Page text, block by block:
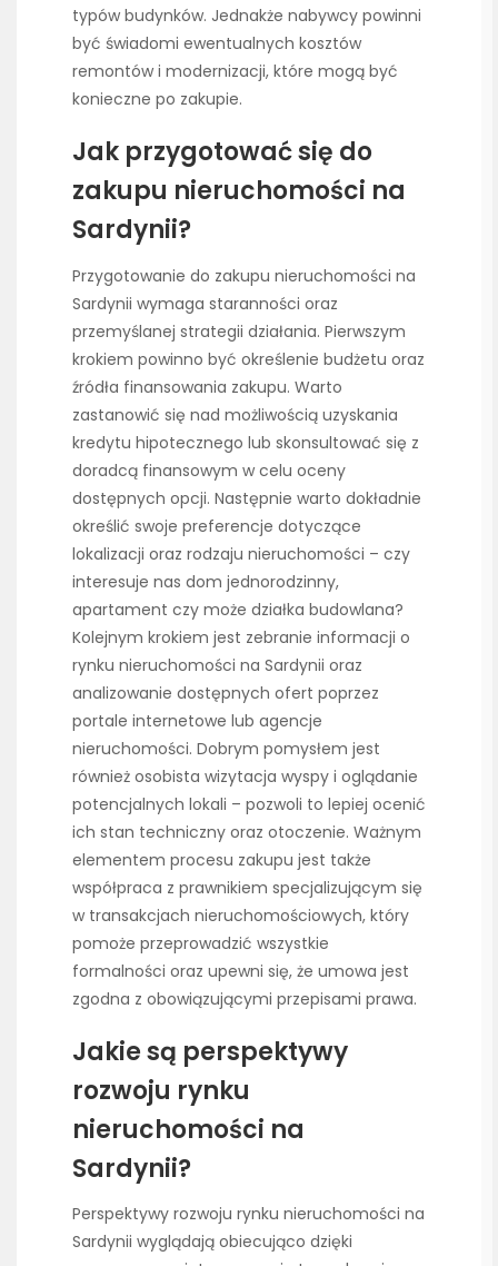
typów budynków. Jednakże nabywcy powinni
być świadomi ewentualnych kosztów
remontów i modernizacji, które mogą być
konieczne po zakupie.
Jak przygotować się do
zakupu nieruchomości na
Sardynii?
Przygotowanie do zakupu nieruchomości na
Sardynii wymaga staranności oraz
przemyślanej strategii działania. Pierwszym
krokiem powinno być określenie budżetu oraz
źródła finansowania zakupu. Warto
zastanowić się nad możliwością uzyskania
kredytu hipotecznego lub skonsultować się z
doradcą finansowym w celu oceny
dostępnych opcji. Następnie warto dokładnie
określić swoje preferencje dotyczące
lokalizacji oraz rodzaju nieruchomości – czy
interesuje nas dom jednorodzinny,
apartament czy może działka budowlana?
Kolejnym krokiem jest zebranie informacji o
rynku nieruchomości na Sardynii oraz
analizowanie dostępnych ofert poprzez
portale internetowe lub agencje
nieruchomości. Dobrym pomysłem jest
również osobista wizytacja wyspy i oglądanie
potencjalnych lokali – pozwoli to lepiej ocenić
ich stan techniczny oraz otoczenie. Ważnym
elementem procesu zakupu jest także
współpraca z prawnikiem specjalizującym się
w transakcjach nieruchomościowych, który
pomoże przeprowadzić wszystkie
formalności oraz upewni się, że umowa jest
zgodna z obowiązującymi przepisami prawa.
Jakie są perspektywy
rozwoju rynku
nieruchomości na
Sardynii?
Perspektywy rozwoju rynku nieruchomości na
Sardynii wyglądają obiecująco dzięki